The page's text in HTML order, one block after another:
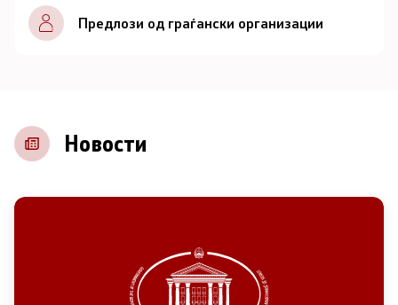
Записници и дневни редови од седниците на
Советот
Контакт
Основање на здружение
Предлози од граѓански организации
Новости